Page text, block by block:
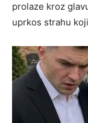
prolaze kroz
uprkos strahu